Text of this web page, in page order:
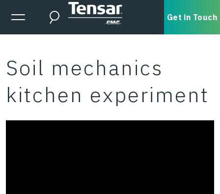
Skip to main content
Expanded Menu Toggle
Search Get in Touch
Soil mechanics
kitchen experiment